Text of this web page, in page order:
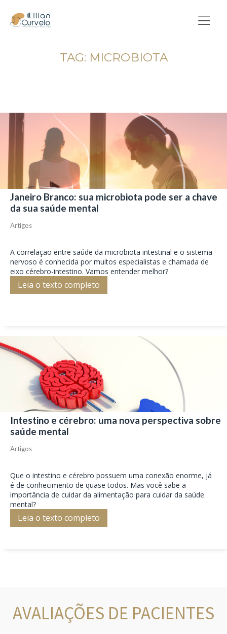
TAG: MICROBIOTA
Janeiro Branco: sua microbiota pode ser a chave
da sua saúde mental
Artigos
A correlação entre saúde da microbiota intestinal e o sistema
nervoso é conhecida por muitos especialistas e chamada de
eixo cérebro-intestino. Vamos entender melhor?
Leia o texto completo
Intestino e cérebro: uma nova perspectiva sobre
saúde mental
Artigos
Que o intestino e cérebro possuem uma conexão enorme, já
é de conhecimento de quase todos. Mas você sabe a
importância de cuidar da alimentação para cuidar da saúde
mental?
Leia o texto completo
AVALIAÇÕES DE PACIENTES